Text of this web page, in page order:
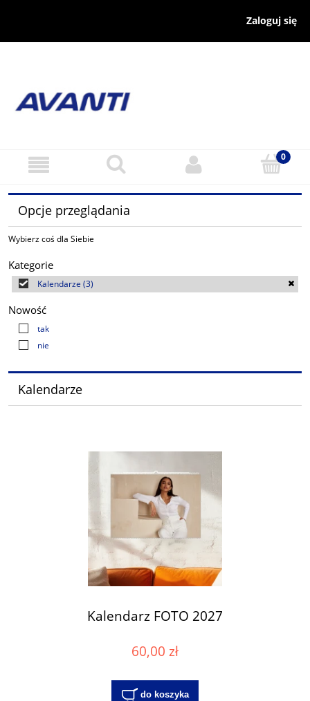
Zaloguj się
Opcje przeglądania
Wybierz coś dla Siebie
Kategorie
Kalendarze (3)
Nowość
tak
nie
Kalendarze
Kalendarz FOTO 2027
60,00 zł
do koszyka